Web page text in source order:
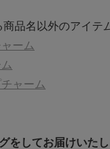
品名以外のアイテ
ーム
ャーム
をしてお届けいたし